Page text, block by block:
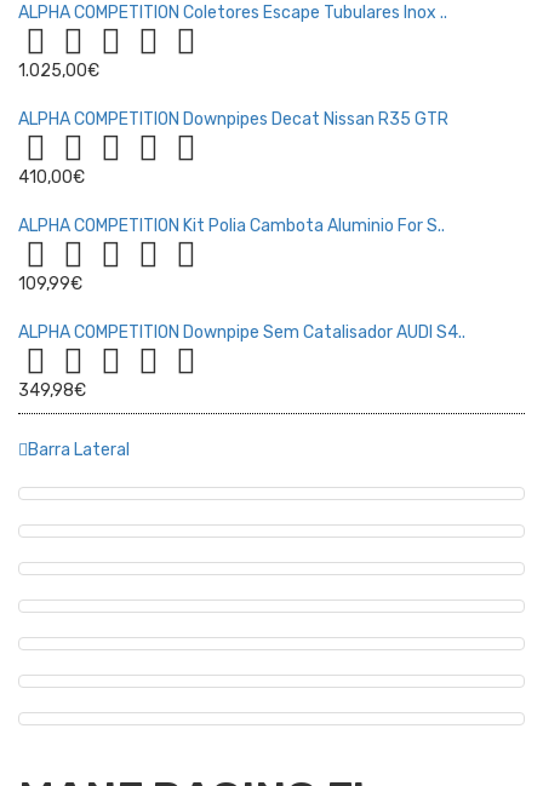
ALPHA COMPETITION Coletores Escape Tubulares Inox ..
1.025,00€
ALPHA COMPETITION Downpipes Decat Nissan R35 GTR
410,00€
ALPHA COMPETITION Kit Polia Cambota Aluminio For S..
109,99€
ALPHA COMPETITION Downpipe Sem Catalisador AUDI S4..
349,98€
Barra Lateral